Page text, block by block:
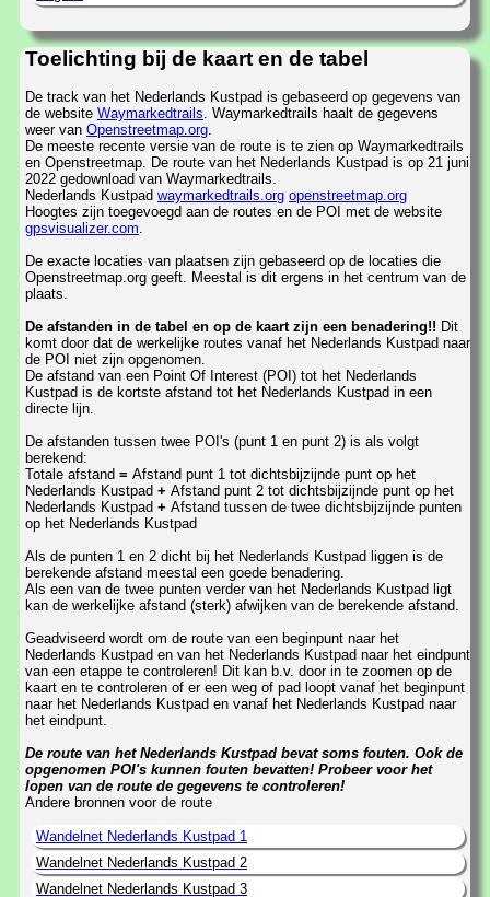
Toelichting bij de kaart en de tabel
De track van het Nederlands Kustpad is gebaseerd op gegevens van
de website Waymarkedtrails . Waymarkedtrails haalt de gegevens
weer van Openstreetmap.org
De meeste recente versie van de route is te zien op Waymarkedtrails
en Openstreetmap. De route van het Nederlands Kustpad is op 21 juni
2022 gedownload van Waymarkedtrails.
Nederlands Kustpad waymarkedtrails.org openstreetmap.org
Hoogtes zijn toegevoegd aan de routes en de POI met de website
gpsvisualizer.com
De exacte locaties van plaatsen zijn gebaseerd op de locaties die
Openstreetmap.org geeft. Meestal is dit ergens in het centrum van de
plaats.
De afstanden in de tabel en op de kaart zijn een benadering!! Dit
komt door dat de werkelijke routes vanaf het Nederlands Kustpad naar
de POI niet zijn opgenomen.
De afstand van een Point Of Interest (POI) tot het Nederlands
Kustpad is de kortste afstand tot het Nederlands Kustpad in een
directe lijn.
De afstanden tussen twee POI's (punt 1 en punt 2) is als volgt
berekend:
Totale afstand = Afstand punt 1 tot dichtsbijzijnde punt op het
Nederlands Kustpad + Afstand punt 2 tot dichtsbijzijnde punt op het
Nederlands Kustpad + Afstand tussen de twee dichtsbijzijnde punten
op het Nederlands Kustpad
Als de punten 1 en 2 dicht bij het Nederlands Kustpad liggen is de
berekende afstand meestal een goede benadering.
Als een van de twee punten verder van het Nederlands Kustpad ligt
kan de werkelijke afstand (sterk) afwijken van de berekende afstand.
Geadviseerd wordt om de route van een beginpunt naar het
Nederlands Kustpad en van het Nederlands Kustpad naar het eindpunt
van een etappe te controleren! Dit kan b.v. door in te zoomen op de
kaart en te controleren of er een weg of pad loopt vanaf het beginpunt
naar het Nederlands Kustpad en vanaf het Nederlands Kustpad naar
het eindpunt.
De route van het Nederlands Kustpad bevat soms fouten. Ook de
opgenomen POI's kunnen fouten bevatten! Probeer voor het
lopen van de route de gegevens te controleren!
Andere bronnen voor de route
Wandelnet Nederlands Kustpad 1
Wandelnet Nederlands Kustpad 2
Wandelnet Nederlands Kustpad 3